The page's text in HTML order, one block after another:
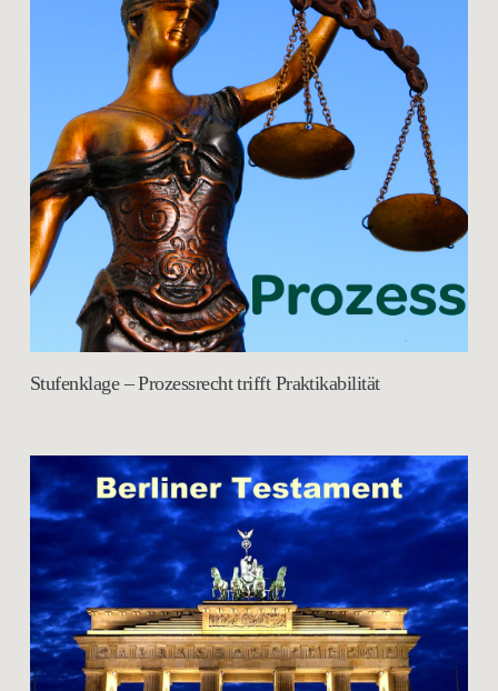
Stufenklage – Prozessrecht trifft Praktikabilität